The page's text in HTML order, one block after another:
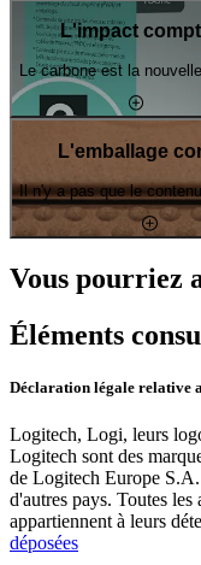
L'impact
Le carbone est la
L'emballage
Il n'y a pas que le
Vous pourriez
Éléments
Déclaration légale relative
Logitech, Logi, leurs
Logitech sont des
de Logitech Europe
d'autres pays. Toutes les
appartiennent à leurs
déposées